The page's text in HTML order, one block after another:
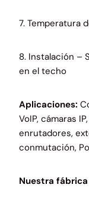
7. Temperatura
8. Instalación –
en el techo
Aplicaciones:
VoIP, cámaras
enrutadores,
conmutación,
Nuestra fábrica